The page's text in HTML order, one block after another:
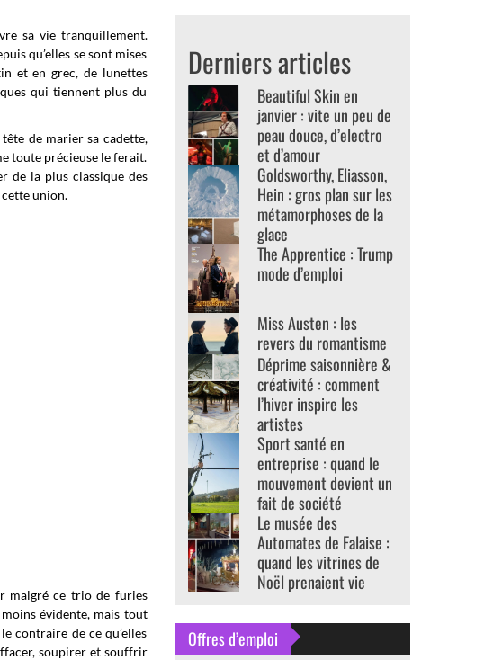
sa vie tranquillement.
qu’elles se sont mises
et en grec, de lunettes
qui tiennent plus du
de marier sa cadette,
toute précieuse le ferait.
de la plus classique des
union.
malgré ce trio de furies
évidente, mais tout
contraire de ce qu’elles
soupirer et souffrir
Derniers articles
Beautiful Skin en
janvier : vite un peu de
peau douce, d’electro
et d’amour
Goldsworthy, Eliasson,
Hein : gros plan sur les
métamorphoses de la
glace
The Apprentice : Trump
mode d’emploi
Miss Austen : les
revers du romantisme
Déprime saisonnière &
créativité : comment
l’hiver inspire les
artistes
Sport santé en
entreprise : quand le
mouvement devient un
fait de société
Le musée des
Automates de Falaise :
quand les vitrines de
Noël prenaient vie
Offres d’emploi